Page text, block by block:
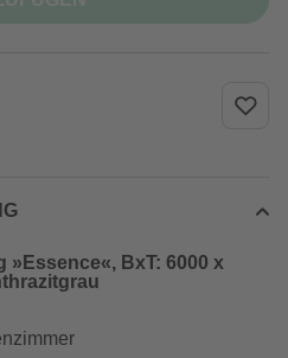
BxT: 6000 x